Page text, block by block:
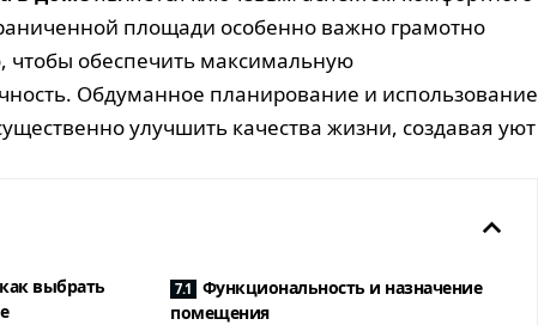
площади особенно важно грамотно
чтобы обеспечить максимальную
Обдуманное планирование и использование
улучшить качества жизни, создавая уют
выбрать
Функциональность и назначение
помещения